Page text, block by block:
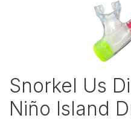
Snorkel Us
Niño Island